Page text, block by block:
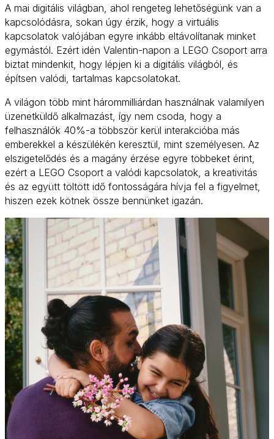
A mai digitális világban, ahol rengeteg lehetőségünk van a
kapcsolódásra, sokan úgy érzik, hogy a virtuális
kapcsolatok valójában egyre inkább eltávolítanak minket
egymástól. Ezért idén Valentin-napon a LEGO Csoport arra
biztat mindenkit, hogy lépjen ki a digitális világból, és
építsen valódi, tartalmas kapcsolatokat.
A világon több mint hárommilliárdan használnak valamilyen
üzenetküldő alkalmazást, így nem csoda, hogy a
felhasználók 40%-a többször kerül interakcióba más
emberekkel a készülékén keresztül, mint személyesen. Az
elszigetelődés és a magány érzése egyre többeket érint,
ezért a LEGO Csoport a valódi kapcsolatok, a kreativitás
és az együtt töltött idő fontosságára hívja fel a figyelmet,
hiszen ezek kötnek össze bennünket igazán.